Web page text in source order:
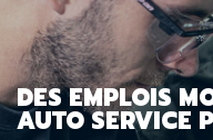
DES EMPLOIS
AUTO SERVICE